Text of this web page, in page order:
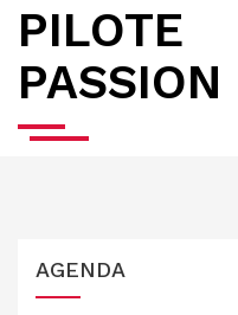
PILOTE
PASSION
AGENDA